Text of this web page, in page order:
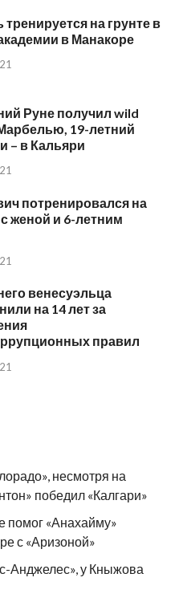
тренируется на грунте в
в Манакоре
Руне получил wild
19-летний
– в Кальяри
потренировался на
с женой и 6-летним
венесуэльца
на 14 лет за
правил
несмотря на
победил «Калгари»
помог «Анахайму»
с «Аризоной»
Анджелес», у Кныжова